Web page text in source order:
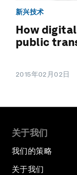
新兴技术
How
public
2015年02月02日
关于我们
我们的策略
关于我们